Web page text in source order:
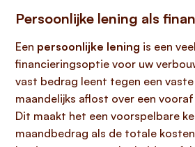
Persoonlijke lening als
Een persoonlijke lening is een
financieringsoptie voor uw
vast bedrag leent tegen een
maandelijks aflost over een
Dit maakt het een voorspelbare
maandbedrag als de totale